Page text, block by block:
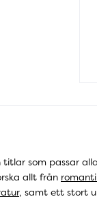
titlar som passar
allt från
, samt ett stort